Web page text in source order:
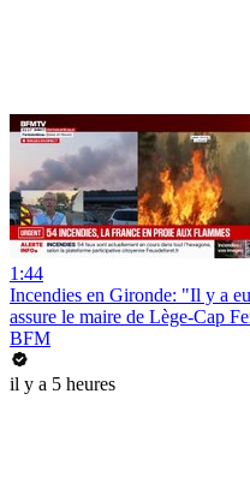
1:44
Incendies en Gironde: "Il y a
assure le maire de Lège-Cap
BFM
il y a 5 heures